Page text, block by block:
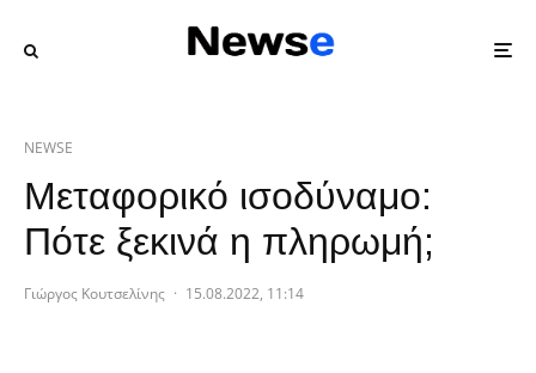
NEWSE
Μεταφορικό ισοδύναμο:
Πότε ξεκινά η πληρωμή;
Γιώργος Κουτσελίνης · 15.08.2022, 11:14